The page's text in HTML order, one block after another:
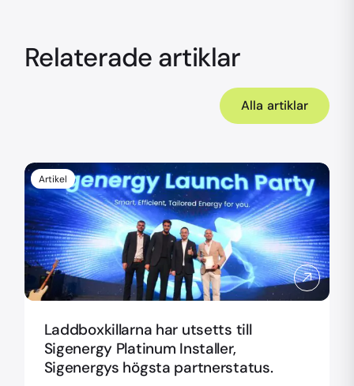
Relaterade artiklar
Alla artiklar
Artikel
Laddboxkillarna har utsetts till
Sigenergy Platinum Installer,
Sigenergys högsta partnerstatus.